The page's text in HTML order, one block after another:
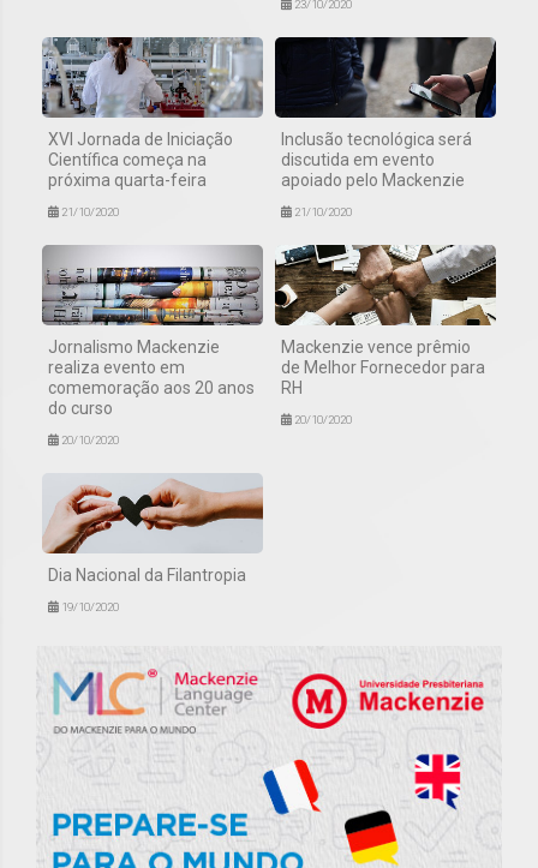
23/10/2020
XVI Jornada de Iniciação
Científica começa na
próxima quarta-feira
21/10/2020
Inclusão tecnológica será
discutida em evento
apoiado pelo Mackenzie
21/10/2020
Jornalismo Mackenzie
realiza evento em
comemoração aos 20 anos
do curso
20/10/2020
Mackenzie vence prêmio
de Melhor Fornecedor para
RH
20/10/2020
Dia Nacional da Filantropia
19/10/2020